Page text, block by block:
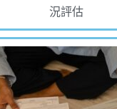
況評估